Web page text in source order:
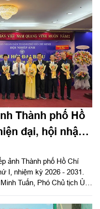
Chí Minh (2-7-1976 - 2-7-
Thành phố Hồ
đại, hội nhập
ảnh Thành phố Hồ Chí
I, nhiệm kỳ 2026 - 2031.
Tuấn, Phó Chủ tịch Ủy
giáo và Dân vận Thành